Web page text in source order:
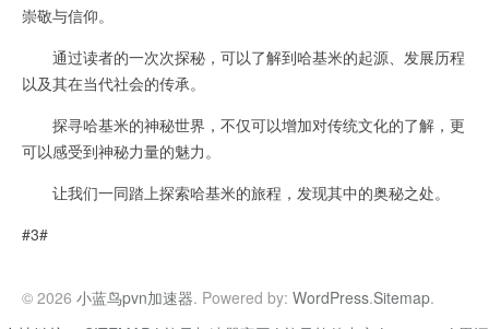
崇敬与信仰。
通过读者的一次次探秘，可以了解到哈基米的起源、发展历程
以及其在当代社会的传承。
探寻哈基米的神秘世界，不仅可以增加对传统文化的了解，更
可以感受到神秘力量的魅力。
让我们一同踏上探索哈基米的旅程，发现其中的奥秘之处。
#3#
© 2026 小蓝鸟pvn加速器. Powered by: WordPress.Sitemap.